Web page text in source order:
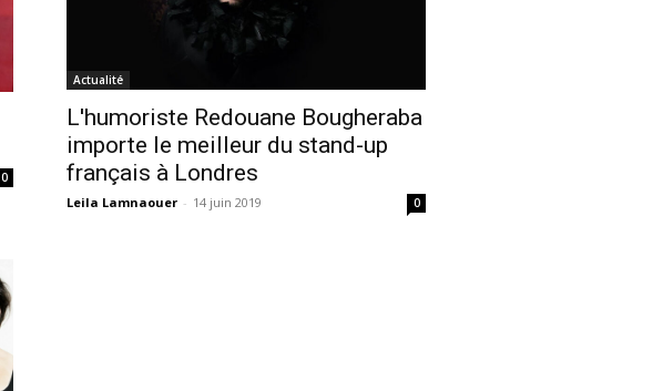
0
Actualité
L'humoriste Redouane Bougheraba
importe le meilleur du stand-up
français à Londres
Leila Lamnaouer - 14 juin 2019 0